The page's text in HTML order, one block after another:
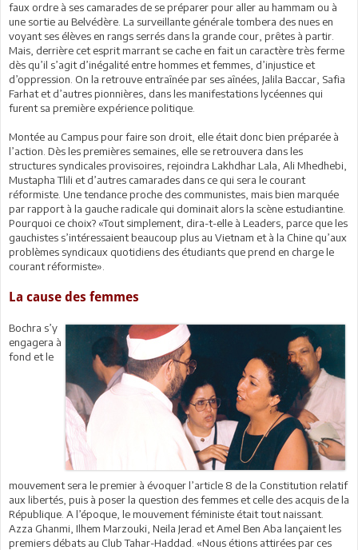
faux ordre à ses camarades de se préparer pour aller au hammam ou à
une sortie au Belvédère. La surveillante générale tombera des nues en
voyant ses élèves en rangs serrés dans la grande cour, prêtes à partir.
Mais, derrière cet esprit marrant se cache en fait un caractère très ferme
dès qu’il s’agit d’inégalité entre hommes et femmes, d’injustice et
d’oppression. On la retrouve entraînée par ses aînées, Jalila Baccar, Safia
Farhat et d’autres pionnières, dans les manifestations lycéennes qui
furent sa première expérience politique.
Montée au Campus pour faire son droit, elle était donc bien préparée à
l’action. Dès les premières semaines, elle se retrouvera dans les
structures syndicales provisoires, rejoindra Lakhdhar Lala, Ali Mhedhebi,
Mustapha Tlili et d’autres camarades dans ce qui sera le courant
réformiste. Une tendance proche des communistes, mais bien marquée
par rapport à la gauche radicale qui dominait alors la scène estudiantine.
Pourquoi ce choix? «Tout simplement, dira-t-elle à Leaders, parce que les
gauchistes s’intéressaient beaucoup plus au Vietnam et à la Chine qu’aux
problèmes syndicaux quotidiens des étudiants que prend en charge le
courant réformiste».
La cause des femmes
Bochra s’y
engagera à
fond et le
mouvement sera le premier à évoquer l’article 8 de la Constitution relatif
aux libertés, puis à poser la question des femmes et celle des acquis de la
République. A l’époque, le mouvement féministe était tout naissant.
Azza Ghanmi, Ilhem Marzouki, Neila Jerad et Amel Ben Aba lançaient les
premiers débats au Club Tahar-Haddad. «Nous étions attirées par ces